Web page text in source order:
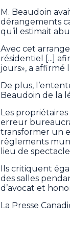
M. Beaudoin
dérangements
qu’il estimait
Avec cet
résidentiel [...]
jours», a affirmé
De plus,
Beaudoin de la
Les
erreur
transformer un
règlements
lieu de
Ils critiquent
des salles
d’avocat et
La Presse